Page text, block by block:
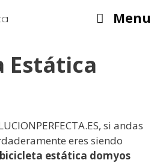
Menu
Estática
si andas
eres siendo
bicicleta estática domyos